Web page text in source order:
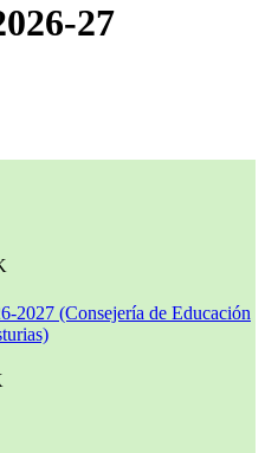
27
2027 (Consejería de Educación